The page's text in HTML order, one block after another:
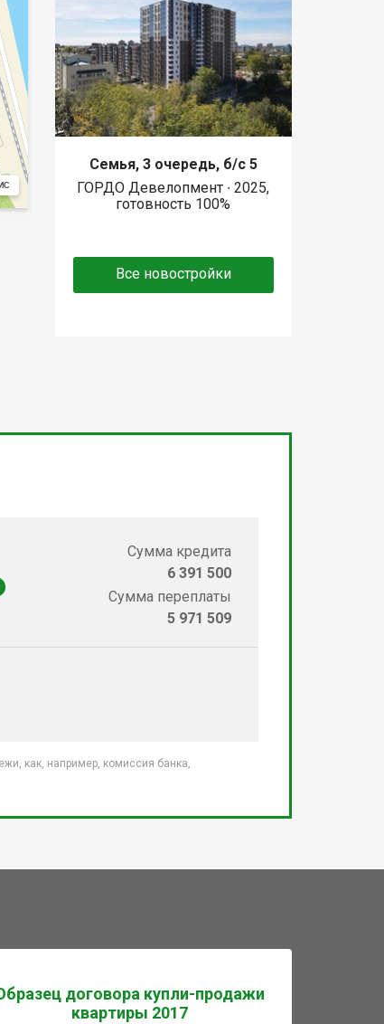
Семья, 3 очередь, б/с 5
ГОРДО Девелопмент ∙ 2025,
готовность 100%
Все новостройки
Сумма кредита
6 391 500
Сумма переплаты
5 971 509
как, например, комиссия банка,
договора купли-продажи
квартиры 2017